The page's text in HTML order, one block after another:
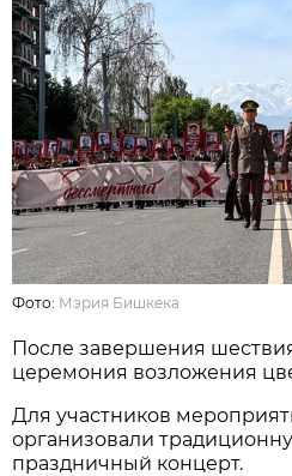
Фото: Мэрия Бишкека
После завершения
церемония возложения
Для участников
организовали
праздничный концерт.